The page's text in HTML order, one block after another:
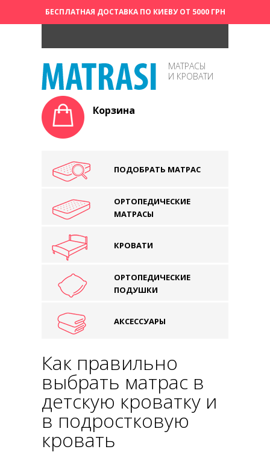
БЕСПЛАТНАЯ ДОСТАВКА ПО КИЕВУ ОТ 5000 ГРН
МАТРАСЫ
И КРОВАТИ
Корзина
ПОДОБРАТЬ МАТРАС
ОРТОПЕДИЧЕСКИЕ
МАТРАСЫ
КРОВАТИ
ОРТОПЕДИЧЕСКИЕ
ПОДУШКИ
АКСЕССУАРЫ
Как правильно
выбрать матрас в
детскую кроватку и
в подростковую
кровать